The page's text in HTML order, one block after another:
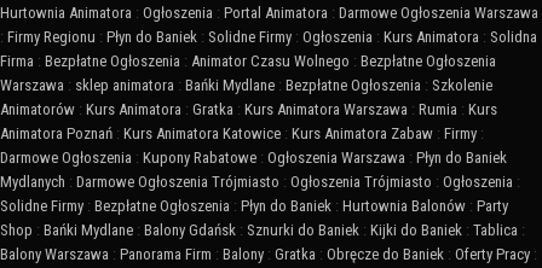
Hurtownia Animatora : Ogłoszenia : Portal Animatora : Darmowe Ogłoszenia Warszawa
: Firmy Regionu : Płyn do Baniek : Solidne Firmy : Ogłoszenia : Kurs Animatora : Solidna
Firma : Bezpłatne Ogłoszenia : Animator Czasu Wolnego : Bezpłatne Ogłoszenia
Warszawa : sklep animatora : Bańki Mydlane : Bezpłatne Ogłoszenia : Szkolenie
Animatorów : Kurs Animatora : Gratka : Kurs Animatora Warszawa : Rumia : Kurs
Animatora Poznań : Kurs Animatora Katowice : Kurs Animatora Zabaw : Firmy :
Darmowe Ogłoszenia : Kupony Rabatowe : Ogłoszenia Warszawa : Płyn do Baniek
Mydlanych : Darmowe Ogłoszenia Trójmiasto : Ogłoszenia Trójmiasto : Ogłoszenia :
Solidne Firmy : Bezpłatne Ogłoszenia : Płyn do Baniek : Hurtownia Balonów : Party
Shop : Bańki Mydlane : Balony Gdańsk : Sznurki do Baniek : Kijki do Baniek : Tablica :
Balony Warszawa : Panorama Firm : Balony : Gratka : Obręcze do Baniek : Oferty Pracy :